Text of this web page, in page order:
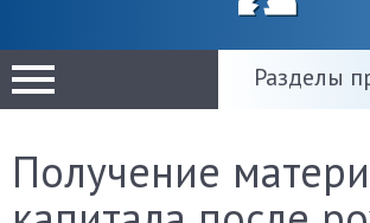
Разделы
Получение